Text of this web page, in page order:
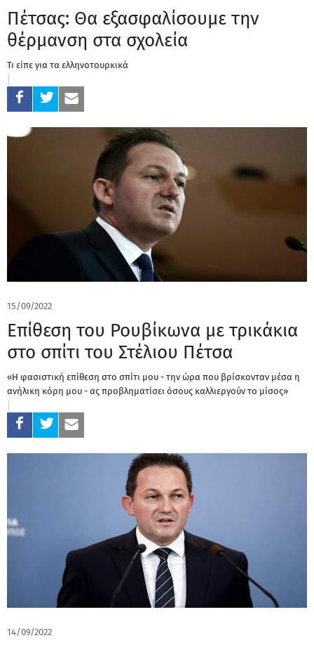
Πέτσας: Θα εξασφαλίσουμε την
θέρμανση στα σχολεία
Τι είπε για τα ελληνοτουρκικά
15/09/2022
Επίθεση του Ρουβίκωνα με τρικάκια
στο σπίτι του Στέλιου Πέτσα
«Η φασιστική επίθεση στο σπίτι μου - την ώρα που βρίσκονταν μέσα η
ανήλικη κόρη μου - ας προβληματίσει όσους καλλιεργούν το μίσος»
14/09/2022